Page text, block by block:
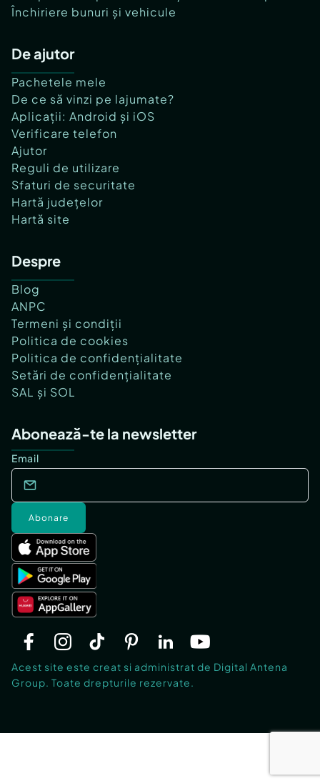
Închiriere bunuri și vehicule
De ajutor
Pachetele mele
De ce să vinzi pe lajumate?
Aplicații: Android și iOS
Verificare telefon
Ajutor
Reguli de utilizare
Sfaturi de securitate
Hartă județelor
Hartă site
Despre
Blog
ANPC
Termeni și condiții
Politica de cookies
Politica de confidențialitate
Setări de confidențialitate
SAL și SOL
Abonează-te la newsletter
Email
Abonare
Acest site este creat si administrat de Digital Antena
Group. Toate drepturile rezervate.